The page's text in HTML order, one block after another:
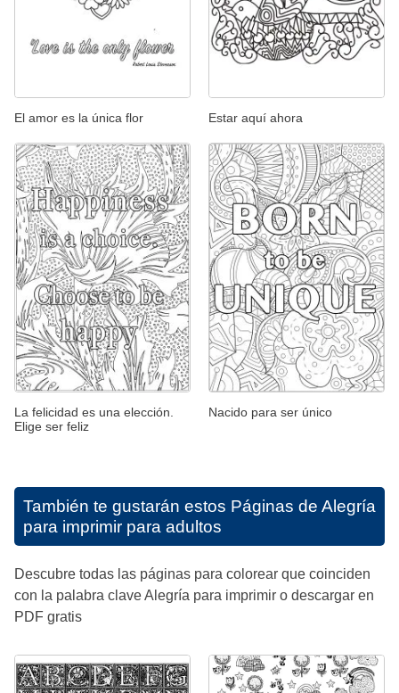
El amor es la única flor Estar aquí ahora
La felicidad es una elección.
Elige ser feliz
Nacido para ser único
También te gustarán estos Páginas de Alegría
para imprimir para adultos
Descubre todas las páginas para colorear que coinciden
con la palabra clave Alegría para imprimir o descargar en
PDF gratis